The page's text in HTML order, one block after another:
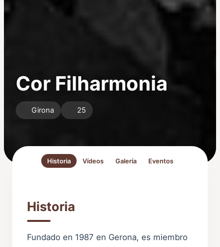
Cor Filharmonia
Girona 25
Historia Vídeos Galería Eventos
Historia
Fundado en 1987 en Gerona, es miembro